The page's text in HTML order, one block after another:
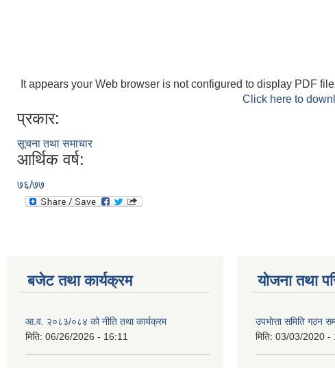
It appears your Web browser is not configured to display PDF
Click here to
प्रकार:
सूचना तथा समाचार
आर्थिक वर्ष:
७६/७७
बजेट तथा कार्यक्रम
आ.व. २०८३/०८४ को नीति तथा कार्यक्रम
मिति: 06/26/2026 - 16:11
योजना तथा
उपभाेत्ता समिति गठन
मिति: 03/03/2020 -